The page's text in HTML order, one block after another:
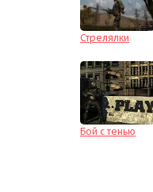
Стрелялки
Бой с тенью